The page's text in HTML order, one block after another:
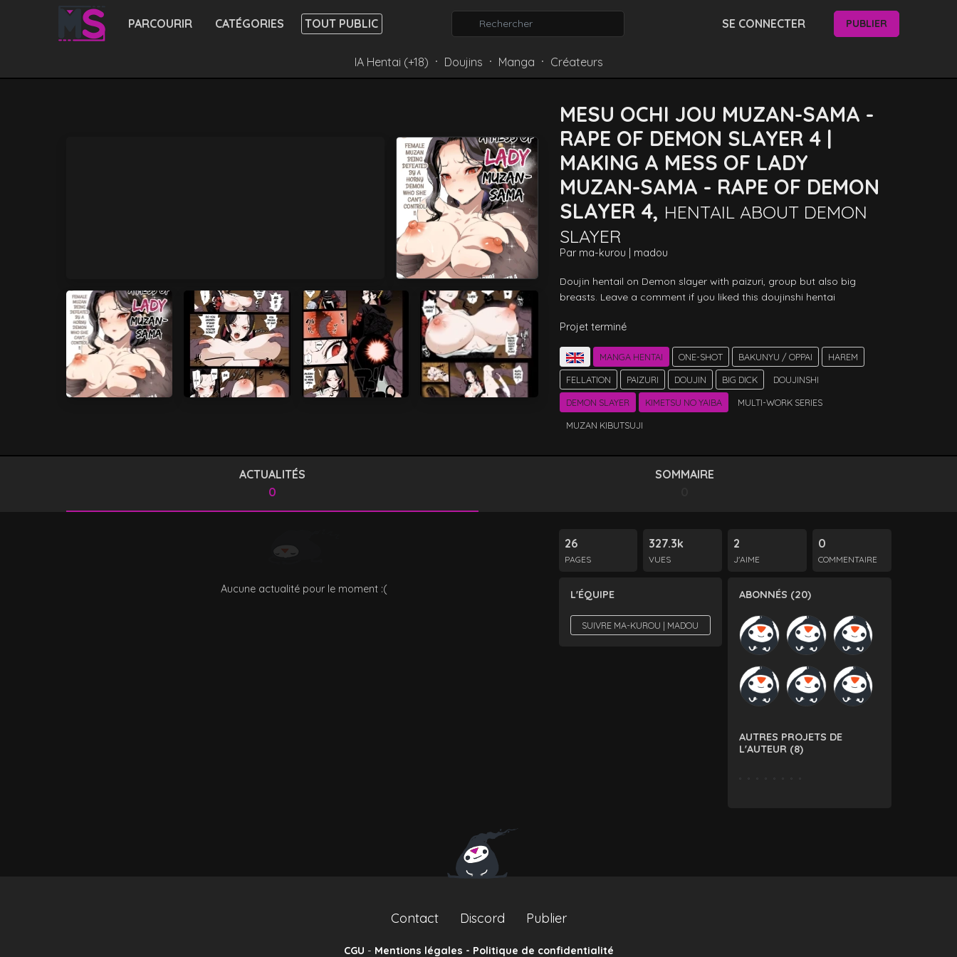
PARCOURIR CATÉGORIES TOUT PUBLIC SE CONNECTER PUBLIER
IA Hentai (+18) ⸱ Doujins ⸱ Manga ⸱ Créateurs
MESU OCHI JOU MUZAN-SAMA -
RAPE OF DEMON SLAYER 4 |
MAKING A MESS OF LADY
MUZAN-SAMA - RAPE OF DEMON
SLAYER 4, HENTAIL ABOUT DEMON
SLAYER
Par ma-kurou | madou
Doujin hentail on Demon slayer with paizuri, group but also big
breasts. Leave a comment if you liked this doujinshi hentai
Projet terminé
MANGA HENTAI ONE-SHOT BAKUNYU / OPPAI HAREM
FELLATION PAIZURI DOUJIN BIG DICK
DOUJINSHI
DEMON SLAYER
KIMETSU NO YAIBA
MULTI-WORK SERIES
MUZAN KIBUTSUJI
ACTUALITÉS
0
SOMMAIRE
Aucune actualité pour le moment :(
26
PAGES
327.3k
VUES
2
J'AIME
0
COMMENTAIRE
L'ÉQUIPE
SUIVRE MA-KUROU | MADOU
ABONNÉS (20)
AUTRES PROJETS DE
L'AUTEUR (8)
Contact Discord Publier
CGU - Mentions légales - Politique de confidentialité